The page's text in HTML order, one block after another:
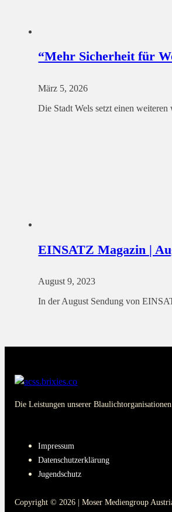
“Mehr Sicherheit für
März 5, 2026
Die Stadt Wels setzt einen
EINSATZ Magazin |
August 9, 2023
In der August Sendung von
Die Leistungen unserer
Impressum
Datenschutzerklärung
Jugendschutz
Copyright © 2026 | Moser Mediengroup